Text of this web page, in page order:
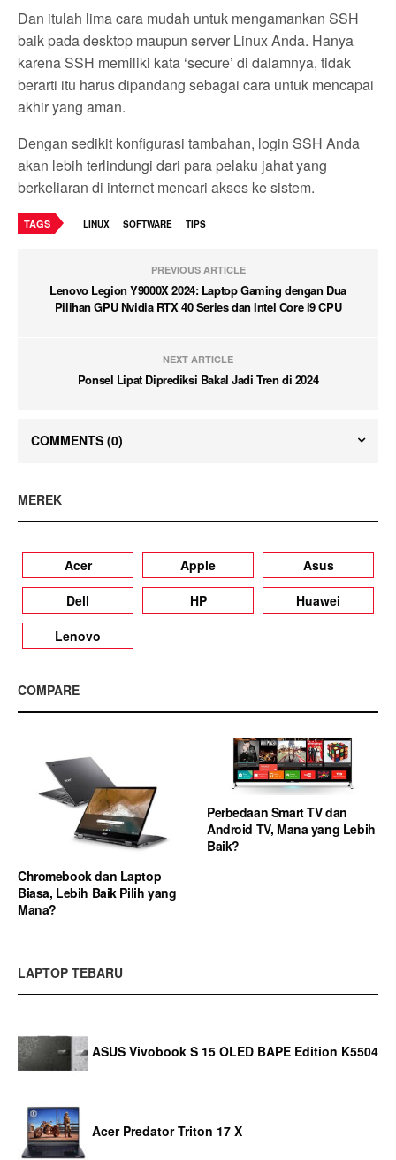
Dan itulah lima cara mudah untuk mengamankan SSH
baik pada desktop maupun server Linux Anda. Hanya
karena SSH memiliki kata ‘secure’ di dalamnya, tidak
berarti itu harus dipandang sebagai cara untuk mencapai
akhir yang aman.
Dengan sedikit konfigurasi tambahan, login SSH Anda
akan lebih terlindungi dari para pelaku jahat yang
berkeliaran di internet mencari akses ke sistem.
TAGS LINUX SOFTWARE TIPS
PREVIOUS ARTICLE
Lenovo Legion Y9000X 2024: Laptop Gaming dengan Dua
Pilihan GPU Nvidia RTX 40 Series dan Intel Core i9 CPU
NEXT ARTICLE
Ponsel Lipat Diprediksi Bakal Jadi Tren di 2024
COMMENTS (0)
MEREK
Acer Apple
Asus
Dell
HP
Huawei
Lenovo
COMPARE
Chromebook dan Laptop
Biasa, Lebih Baik Pilih yang
Mana?
Perbedaan Smart TV dan
Android TV, Mana yang Lebih
Baik?
LAPTOP TEBARU
ASUS Vivobook S 15 OLED BAPE Edition K5504
Acer Predator Triton 17 X